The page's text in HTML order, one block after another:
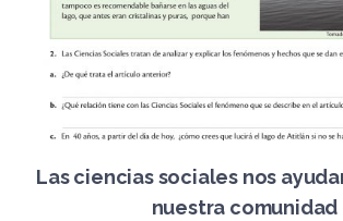
Las ciencias sociales nos
nuestra comunidad